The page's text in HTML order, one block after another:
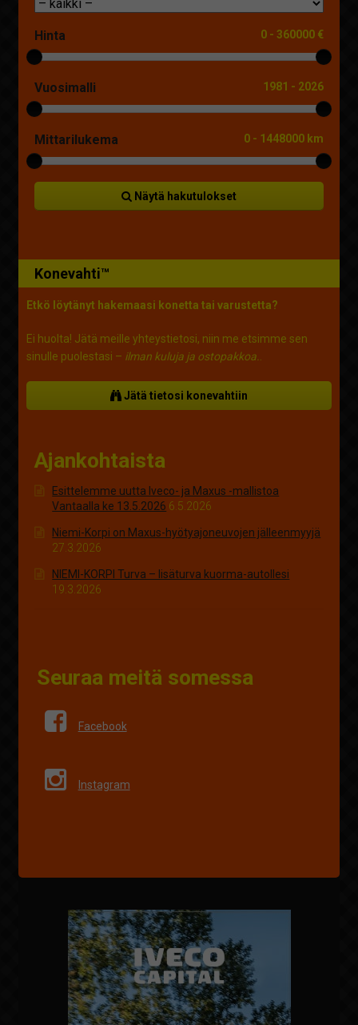
0 -360000 €
Hinta
1981 - 2026
Vuosimalli
0 - 1448000 km
Mittarilukema
Näytä hakutulokset
Konevahti™
Etkö löytänyt hakemaasi konetta tai varustetta?
Ei huolta! Jätä meille yhteystietosi, niin me etsimme sen
sinulle puolestasi – ilman kuluja ja ostopakkoa.
Jätä tietosi konevahtiin
Ajankohtaista
Esittelemme uutta Iveco- ja Maxus -mallistoa
Vantaalla ke 13.5.2026 6.5.2026
Niemi-Korpi on Maxus-hyötyajoneuvojen jälleenmyyjä
27.3.2026
NIEMI-KORPI Turva – lisäturva kuorma-autollesi
19.3.2026
Seuraa meitä somessa
Facebook
Instagram